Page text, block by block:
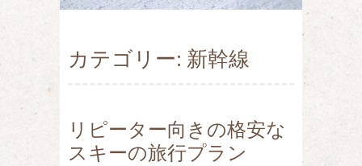
カテゴリー: 新幹線
リピーター向きの格安な
スキーの旅行プラン